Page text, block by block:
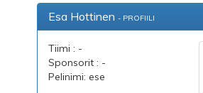
Esa Hottinen - PROFIILI
Tiimi : -
Sponsorit : -
Pelinimi: ese